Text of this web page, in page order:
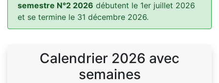
semestre N°2 2026 débutent le 1er juillet 2026
et se termine le 31 décembre 2026.
Calendrier 2026 avec
semaines